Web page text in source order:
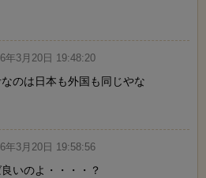
年3月20日 19:48:20
のは日本も外国も同じやな
年3月20日 19:58:56
いのよ・・・・？